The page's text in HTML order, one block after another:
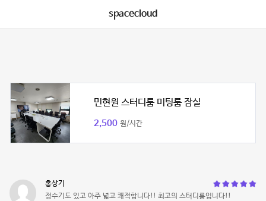
spacecloud
민현원 스터디룸 미팅룸 잠실
2,500 원/시간
홍상기
정수기도 있고 아주 넓고 쾌적합니다!! 최고의 스터디룸입니다!!